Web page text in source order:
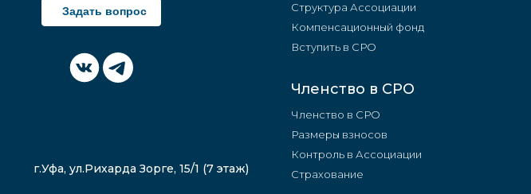
Задать вопрос
г.Уфа, ул.Рихарда Зорге, 15/1 (7 этаж)
Структура Ассоциации
Компенсационный фонд
Вступить в СРО
Членство в СРО
Членство в СРО
Размеры взносов
Контроль в Ассоциации
Страхование